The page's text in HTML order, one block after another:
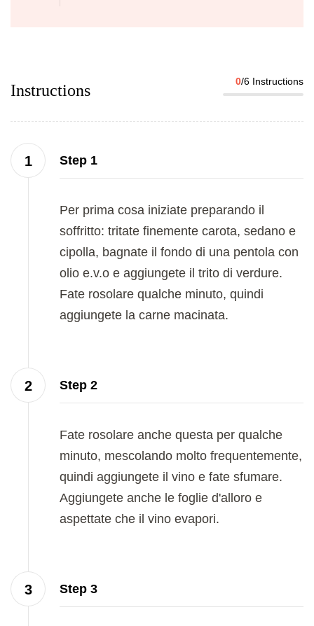
Instructions
0/6 Instructions
Step 1
Per prima cosa iniziate preparando il
soffritto: tritate finemente carota, sedano e
cipolla, bagnate il fondo di una pentola con
olio e.v.o e aggiungete il trito di verdure.
Fate rosolare qualche minuto, quindi
aggiungete la carne macinata.
Step 2
Fate rosolare anche questa per qualche
minuto, mescolando molto frequentemente,
quindi aggiungete il vino e fate sfumare.
Aggiungete anche le foglie d'alloro e
aspettate che il vino evapori.
Step 3